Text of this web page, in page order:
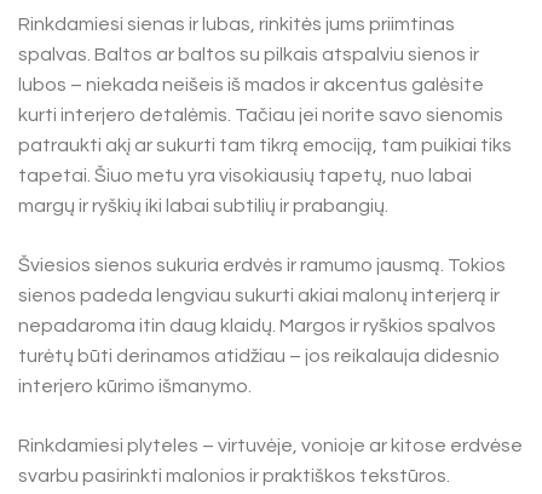
Rinkdamiesi sienas ir lubas, rinkitės jums priimtinas
spalvas. Baltos ar baltos su pilkais atspalviu sienos ir
lubos – niekada neišeis iš mados ir akcentus galėsite
kurti interjero detalėmis. Tačiau jei norite savo sienomis
patraukti akį ar sukurti tam tikrą emociją, tam puikiai tiks
tapetai. Šiuo metu yra visokiausių tapetų, nuo labai
margų ir ryškių iki labai subtilių ir prabangių.
Šviesios sienos sukuria erdvės ir ramumo jausmą. Tokios
sienos padeda lengviau sukurti akiai malonų interjerą ir
nepadaroma itin daug klaidų. Margos ir ryškios spalvos
turėtų būti derinamos atidžiau – jos reikalauja didesnio
interjero kūrimo išmanymo.
Rinkdamiesi plyteles – virtuvėje, vonioje ar kitose erdvėse
svarbu pasirinkti malonios ir praktiškos tekstūros.